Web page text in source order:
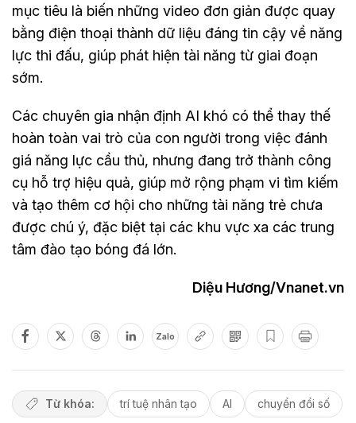
mục tiêu là biến những video đơn giản được quay
bằng điện thoại thành dữ liệu đáng tin cậy về năng
lực thi đấu, giúp phát hiện tài năng từ giai đoạn
sớm.
Các chuyên gia nhận định AI khó có thể thay thế
hoàn toàn vai trò của con người trong việc đánh
giá năng lực cầu thủ, nhưng đang trở thành công
cụ hỗ trợ hiệu quả, giúp mở rộng phạm vi tìm kiếm
và tạo thêm cơ hội cho những tài năng trẻ chưa
được chú ý, đặc biệt tại các khu vực xa các trung
tâm đào tạo bóng đá lớn.
Diệu Hương/Vnanet.vn
Zalo
Từ khóa: trí tuệ nhân tạo AI chuyển đổi số